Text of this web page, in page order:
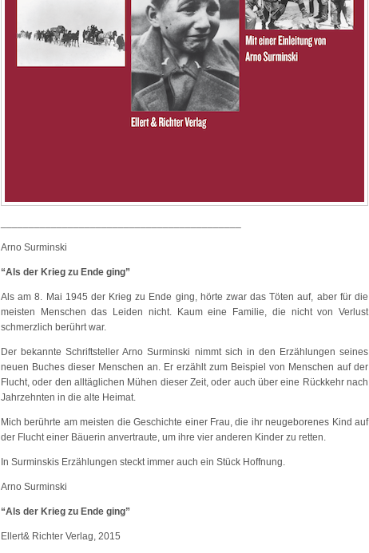
Arno Surminski
“Als der Krieg zu Ende ging”
Als am 8. Mai 1945 der Krieg zu Ende ging, hörte zwar das Töten auf, aber für die
meisten Menschen das Leiden nicht. Kaum eine Familie, die nicht von Verlust
schmerzlich berührt war.
Der bekannte Schriftsteller Arno Surminski nimmt sich in den Erzählungen seines
neuen Buches dieser Menschen an. Er erzählt zum Beispiel von Menschen auf der
Flucht, oder den alltäglichen Mühen dieser Zeit, oder auch über eine Rückkehr nach
Jahrzehnten in die alte Heimat.
Mich berührte am meisten die Geschichte einer Frau, die ihr neugeborenes Kind auf
der Flucht einer Bäuerin anvertraute, um ihre vier anderen Kinder zu retten.
In Surminskis Erzählungen steckt immer auch ein Stück Hoffnung.
Arno Surminski
“Als der Krieg zu Ende ging”
Ellert& Richter Verlag, 2015